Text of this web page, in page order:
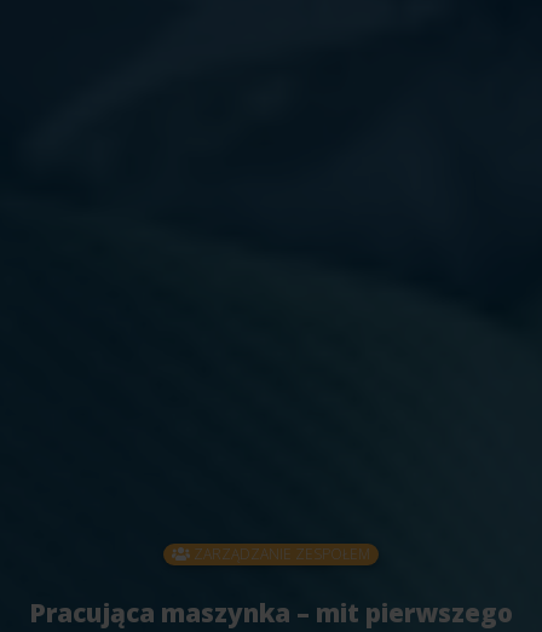
ZARZĄDZANIE ZESPOŁEM
Pracująca maszynka – mit pierwszego